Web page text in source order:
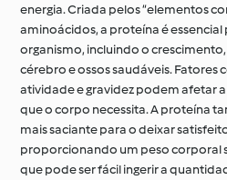
energia. Criada pelos “elementos
aminoácidos, a proteína é essencial
organismo, incluindo o
cérebro e ossos saudáveis. Fatores
atividade e gravidez podem afetar
que o corpo necessita. A proteína
mais saciante para o deixar
proporcionando um peso corporal
que pode ser fácil ingerir a